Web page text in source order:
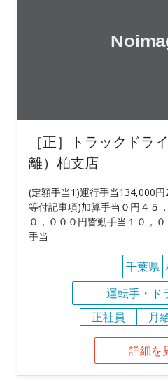
［正］トラックドラ
離）柏支店
(定額手当1)運行手当134,000
等付記事項)加算手当０円４５
０，０００円皆勤手当１０，
手当
千葉県
運転手・ド
正社員
月
詳細を